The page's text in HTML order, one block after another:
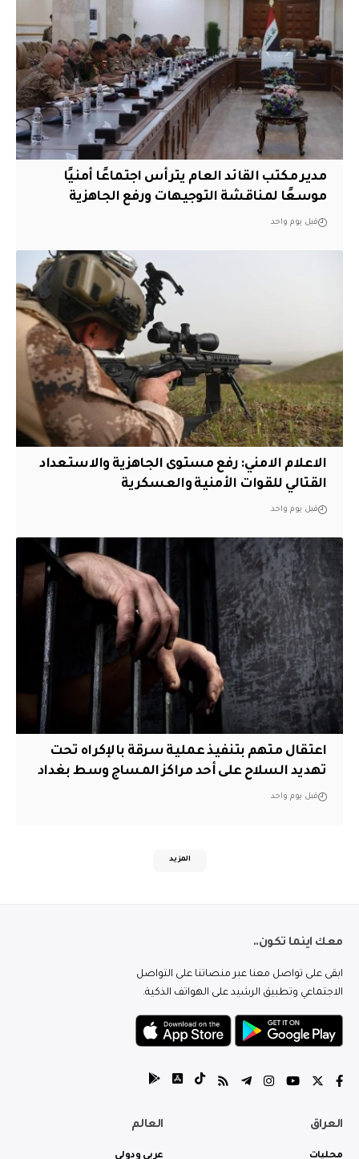
مدير مكتب القائد العام يترأس اجتماعًا أمنيًا
موسعًا لمناقشة التوجيهات ورفع الجاهزية
قبل يوم واحد
الاعلام الامني: رفع مستوى الجاهزية والاستعداد
القتالي للقوات الأمنية والعسكرية
قبل يوم واحد
اعتقال متهم بتنفيذ عملية سرقة بالإكراه تحت
تهديد السلاح على أحد مراكز المساج وسط بغداد
قبل يوم واحد
المزيد
معك اينما تكون..
ابقى على تواصل معنا عبر منصاتنا على التواصل
الاجتماعي وتطبيق الرشيد على الهواتف الذكية.
العراق
محليات
العالم
عربي ودولي